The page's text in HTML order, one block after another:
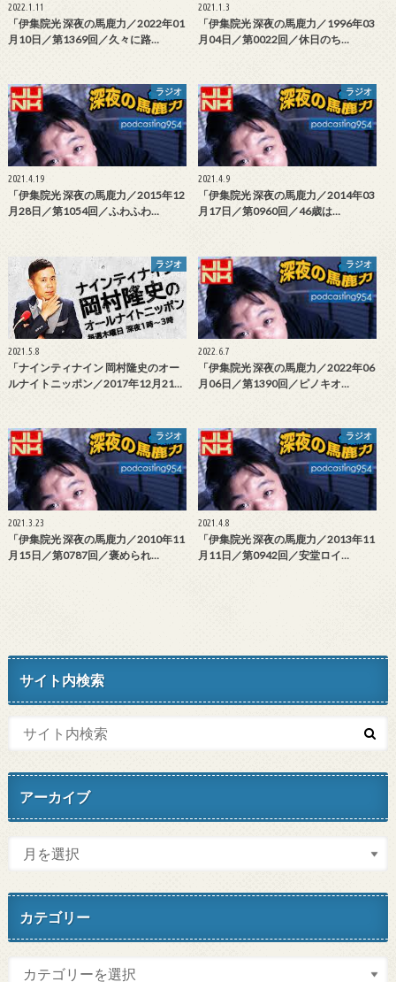
2022.1.11
「伊集院光 深夜の馬鹿力／2022年01
月10日／第1369回／久々に路…
2021.1.3
「伊集院光 深夜の馬鹿力／1996年03
月04日／第0022回／休日のち…
ラジオ
2021.4.19
「伊集院光 深夜の馬鹿力／2015年12
月28日／第1054回／ふわふわ…
ラジオ
2021.4.9
「伊集院光 深夜の馬鹿力／2014年03
月17日／第0960回／46歳は…
ラジオ
2021.5.8
「ナインティナイン 岡村隆史のオー
ルナイトニッポン／2017年12月21…
ラジオ
2022.6.7
「伊集院光 深夜の馬鹿力／2022年06
月06日／第1390回／ピノキオ…
ラジオ
2021.3.23
「伊集院光 深夜の馬鹿力／2010年11
月15日／第0787回／褒められ…
ラジオ
2021.4.8
「伊集院光 深夜の馬鹿力／2013年11
月11日／第0942回／安堂ロイ…
サイト内検索
アーカイブ
カテゴリー